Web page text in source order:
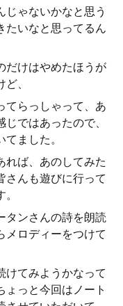
じゃないかなと思う
たいなと思ってるん
だけはやめたほうが
、
てらっしゃって、あ
ではあったので、
ました。
れば、あのしてみた
さんも遊びに行って
タンさんの詩を朗読
メロディーをつけて
けてみようかなって
ょっと今回はノート